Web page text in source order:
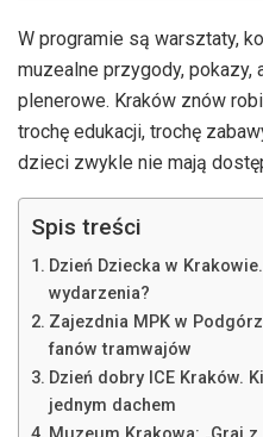
W programie są warsztaty,
muzealne przygody, pokazy,
plenerowe. Kraków znów
trochę edukacji, trochę
dzieci zwykle nie mają
Spis treści
Dzień Dziecka w
wydarzenia?
Zajezdnia MPK w
fanów tramwajów
Dzień dobry ICE Kraków.
jednym dachem